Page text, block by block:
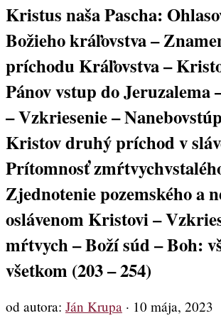
Kristus naša Pascha:
Božieho kráľovstva –
príchodu Kráľovstva –
Pánov vstup do Jeruzalema
– Vzkriesenie –
Kristov druhý príchod v
Prítomnosť
Zjednotenie pozemského a
oslávenom Kristovi –
mŕtvych – Boží súd – Boh:
všetkom (203 – 254)
od autora: Ján Krupa · 10 mája, 2023